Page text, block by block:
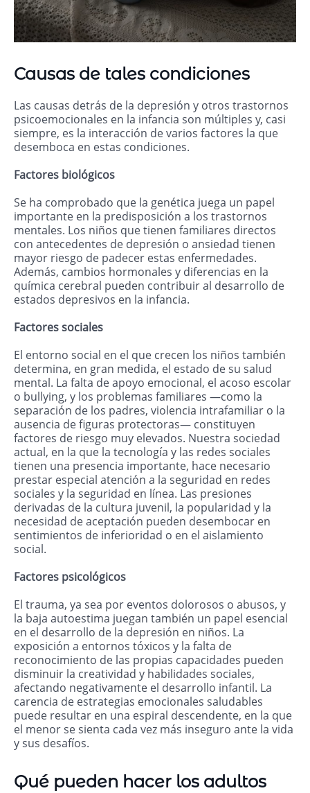
Causas de tales condiciones
Las causas detrás de la depresión y otros trastornos
psicoemocionales en la infancia son múltiples y, casi
siempre, es la interacción de varios factores la que
desemboca en estas condiciones.
Factores biológicos
Se ha comprobado que la genética juega un papel
importante en la predisposición a los trastornos
mentales. Los niños que tienen familiares directos
con antecedentes de depresión o ansiedad tienen
mayor riesgo de padecer estas enfermedades.
Además, cambios hormonales y diferencias en la
química cerebral pueden contribuir al desarrollo de
estados depresivos en la infancia.
Factores sociales
El entorno social en el que crecen los niños también
determina, en gran medida, el estado de su salud
mental. La falta de apoyo emocional, el acoso escolar
o bullying, y los problemas familiares —como la
separación de los padres, violencia intrafamiliar o la
ausencia de figuras protectoras— constituyen
factores de riesgo muy elevados. Nuestra sociedad
actual, en la que la tecnología y las redes sociales
tienen una presencia importante, hace necesario
prestar especial atención a la seguridad en redes
sociales y la seguridad en línea. Las presiones
derivadas de la cultura juvenil, la popularidad y la
necesidad de aceptación pueden desembocar en
sentimientos de inferioridad o en el aislamiento
social.
Factores psicológicos
El trauma, ya sea por eventos dolorosos o abusos, y
la baja autoestima juegan también un papel esencial
en el desarrollo de la depresión en niños. La
exposición a entornos tóxicos y la falta de
reconocimiento de las propias capacidades pueden
disminuir la creatividad y habilidades sociales,
afectando negativamente el desarrollo infantil. La
carencia de estrategias emocionales saludables
puede resultar en una espiral descendente, en la que
el menor se sienta cada vez más inseguro ante la vida
y sus desafíos.
Qué pueden hacer los adultos